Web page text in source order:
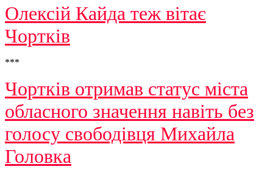
Олексій Кайда теж вітає
Чортків
***
Чортків отримав статус міста
обласного значення навіть без
голосу свободівця Михайла
Головка